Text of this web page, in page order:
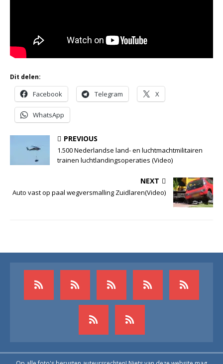
Dit delen:
Facebook Telegram X
WhatsApp
PREVIOUS
1.500 Nederlandse land- en luchtmachtmilitairen
trainen luchtlandingsoperaties (Video)
NEXT
Auto vast op paal wegversmalling Zuidlaren(Video)